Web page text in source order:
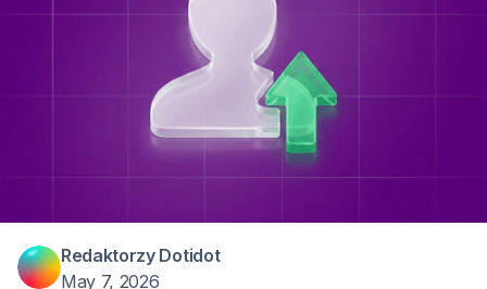
Redaktorzy Dotidot
May 7, 2026